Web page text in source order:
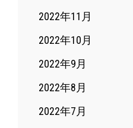
2022年11月
2022年10月
2022年9月
2022年8月
2022年7月